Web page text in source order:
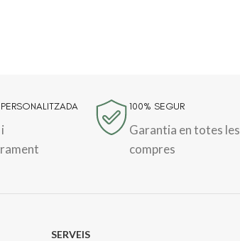
100% SEGUR
Garantia en totes les
compres
SERVEIS